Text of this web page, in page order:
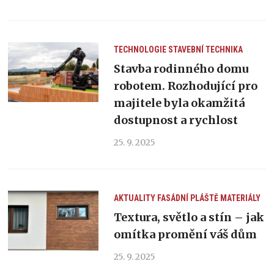
TECHNOLOGIE STAVEBNÍ TECHNIKA
Stavba rodinného domu
robotem. Rozhodující pro
majitele byla okamžitá
dostupnost a rychlost
25. 9. 2025
AKTUALITY FASÁDNÍ PLÁŠTĚ MATERIÁLY
Textura, světlo a stín – jak
omítka promění váš dům
25. 9. 2025